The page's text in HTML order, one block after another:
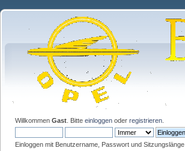
Willkommen Gast . Bitte einloggen oder registrieren
Einloggen mit Benutzername, Passwort und Sitzungslänge